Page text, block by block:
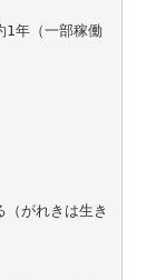
1年（一部稼働
がれきは生き